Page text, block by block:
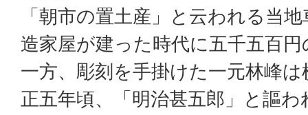
「朝市の置土産」と云われる当
造家屋が建った時代に五千五百
一方、彫刻を手掛けた一元林峰
正五年頃、「明治甚五郎」と謳